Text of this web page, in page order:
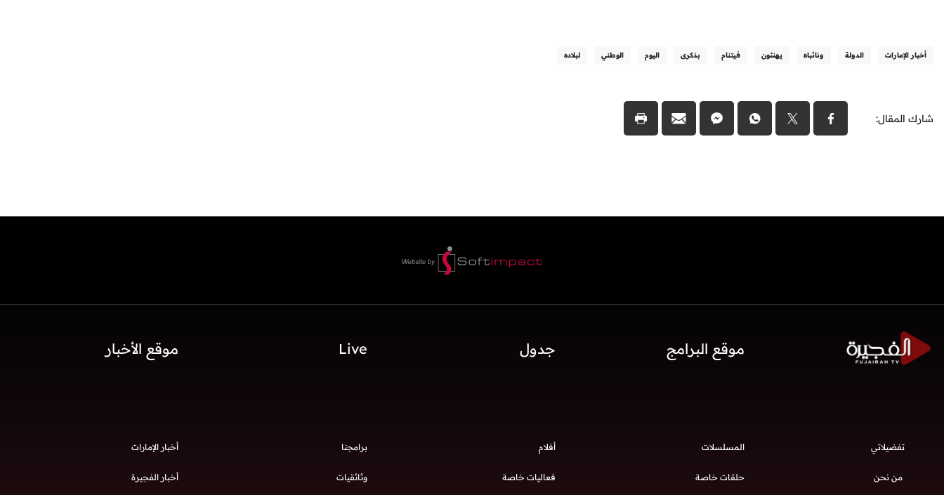
أخبار الإمارات الدولة ونائباه يهنئون فيتنام بذكرى اليوم الوطني لبلاده
شارك المقال:
موقع البرامج جدول Live موقع الأخبار
تفضيلاتي
من نحن
المسلسلات أفلام برامجنا
حلقات خاصة فعاليات خاصة وثائقيات
أخبار الإمارات
أخبار الفجيرة